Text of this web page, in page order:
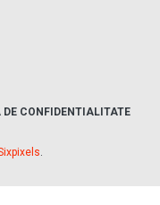
CONFIDENTIALITATE
.